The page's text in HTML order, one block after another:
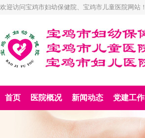
欢迎访问宝鸡市妇幼保健院、宝鸡市儿童医院网站！
首页 医院概况 新闻动态 党建工作